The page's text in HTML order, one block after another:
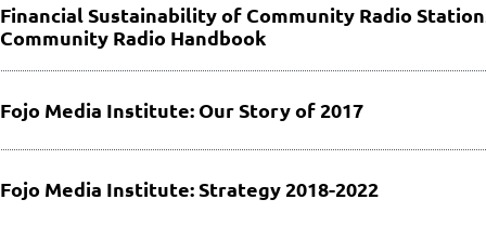
Financial Sustainability of Community Radio
Community Radio Handbook
Fojo Media Institute: Our Story of 2017
Fojo Media Institute: Strategy 2018-2022